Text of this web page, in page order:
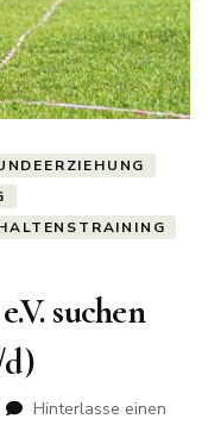
suchen
Hinterlasse einen